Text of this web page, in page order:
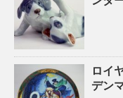
ロイ
デン